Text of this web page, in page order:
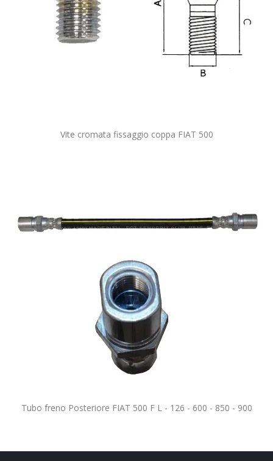
Vite cromata fissaggio coppa FIAT 500
Tubo freno Posteriore FIAT 500 F L - 126 - 600 - 850 - 900